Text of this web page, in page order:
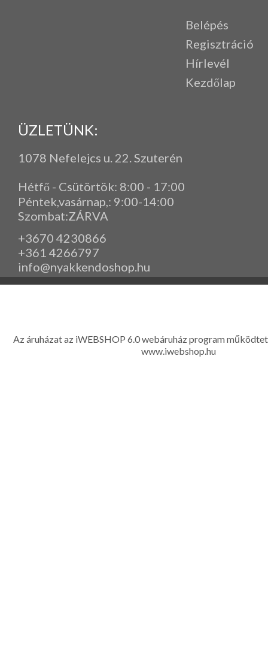
Belépés
Regisztráció
Hírlevél
Kezdőlap
ÜZLETÜNK:
1078 Nefelejcs u. 22. Szuterén
Hétfő - Csütörtök: 8:00 - 17:00
Péntek,vasárnap, : 9:00-14:00
Szombat:ZÁRVA
+3670 4230866
+361 4266797
info@nyakkendoshop.hu
Az áruházat az iWEBSHOP 6.0 webáruház program
www.iwebshop.hu